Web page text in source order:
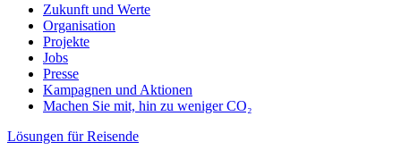
Zukunft und Werte
Organisation
Projekte
Jobs
Presse
Kampagnen und Aktionen
Machen Sie mit, hin zu weniger CO₂
Lösungen für Reisende